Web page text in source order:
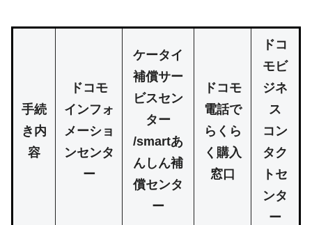
手続
き内
容
ドコモ
インフォ
メーショ
ンセンタ
ー
ケータイ
補償サー
ビスセン
ター
/smartあ
んしん補
償センタ
ー
ドコモ
電話で
らくら
く購入
窓口
ドコ
モビ
ジネ
ス
コン
タク
トセ
ンタ
ー